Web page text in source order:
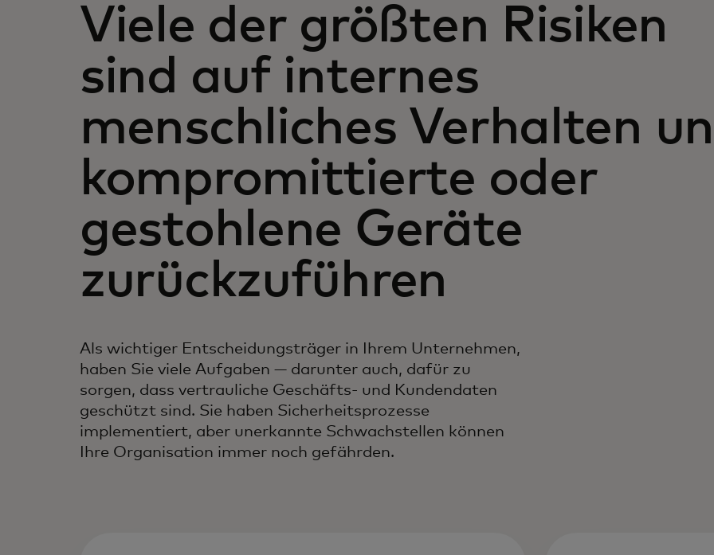
Viele der größten Risiken
sind auf internes
menschliches Verhalten
kompromittierte oder
gestohlene Geräte
zurückzuführen
Als wichtiger Entscheidungsträger in Ihrem Unternehmen,
haben Sie viele Aufgaben — darunter auch, dafür zu
sorgen, dass vertrauliche Geschäfts- und Kundendaten
geschützt sind. Sie haben Sicherheitsprozesse
implementiert, aber unerkannte Schwachstellen können
Ihre Organisation immer noch gefährden.